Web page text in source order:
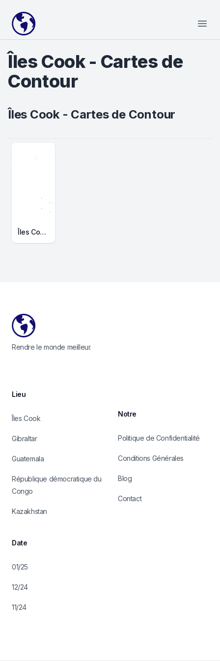
Your Company
Îles Cook - Cartes de
Contour
Îles Cook - Cartes de Contour
Îles CookCarte de Contour
Rendre le monde meilleur.
Lieu
Îles Cook
Gibraltar
Guatemala
République démocratique du
Congo
Kazakhstan
Date
01/25
12/24
11/24
Notre
Politique de Confidentialité
Conditions Générales
Blog
Contact